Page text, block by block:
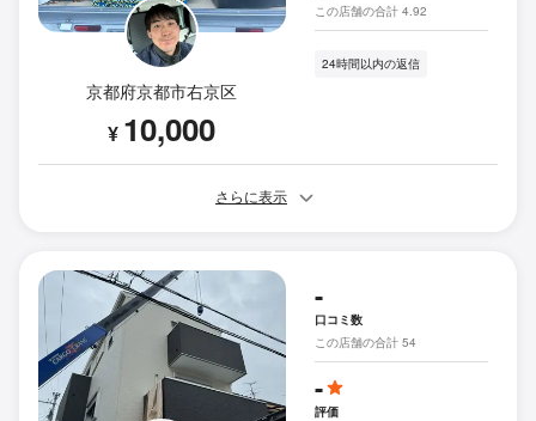
京都府京都市右京区
¥ 10,000
この店舗の合計 4.92
24時間以内の返信
さらに表示
-
口コミ数
この店舗の合計 54
-
評価